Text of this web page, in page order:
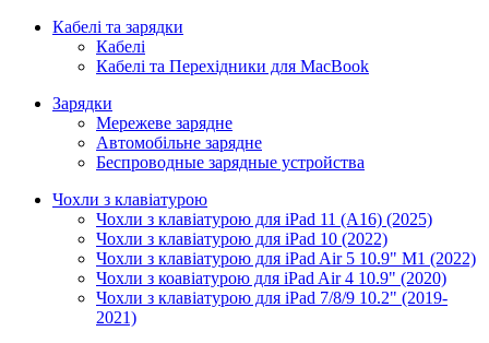
Кабелі та зарядки
Кабелі
Кабелі та Перехідники для MacBook
Зарядки
Мережеве зарядне
Автомобільне зарядне
Беспроводные зарядные устройства
Чохли з клавіатурою
Чохли з клавіатурою для iPad 11 (A16) (2025)
Чохли з клавіатурою для iPad 10 (2022)
Чохли з клавіатурою для iPad Air 5 10.9" M1 (2022)
Чохли з коавіатурою для iPad Air 4 10.9" (2020)
Чохли з клавіатурою для iPad 7/8/9 10.2" (2019-
2021)